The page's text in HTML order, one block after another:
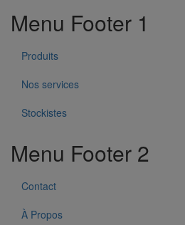
Menu Footer 1
Produits
Nos services
Stockistes
Menu Footer 2
Contact
À Propos